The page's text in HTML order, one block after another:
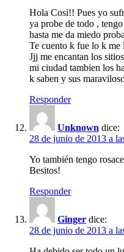
Hola Cosi!! Pues yo
ya probe de todo ,
hasta me da miedo
Te cuento k fue lo k me
Jjj me encantan los
mi ciudad tambien los
k saben y sus
Responder
Unknown dice:
28 de junio de 2013 a
Yo también tengo
Besitos!
Responder
Ginger dice:
28 de junio de 2013 a